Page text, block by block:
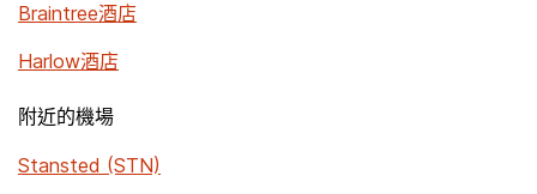
Braintree酒店
Harlow酒店
附近的機場
Stansted (STN)